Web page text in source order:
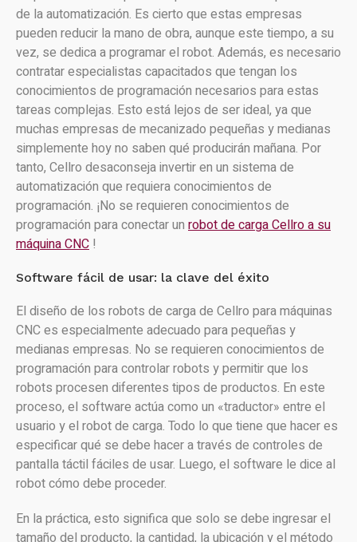
de la automatización. Es cierto que estas empresas
pueden reducir la mano de obra, aunque este tiempo, a su
vez, se dedica a programar el robot. Además, es necesario
contratar especialistas capacitados que tengan los
conocimientos de programación necesarios para estas
tareas complejas. Esto está lejos de ser ideal, ya que
muchas empresas de mecanizado pequeñas y medianas
simplemente hoy no saben qué producirán mañana. Por
tanto, Cellro desaconseja invertir en un sistema de
automatización que requiera conocimientos de
programación. ¡No se requieren conocimientos de
programación para conectar un robot de carga Cellro a su
máquina CNC !
Software fácil de usar: la clave del éxito
El diseño de los robots de carga de Cellro para máquinas
CNC es especialmente adecuado para pequeñas y
medianas empresas. No se requieren conocimientos de
programación para controlar robots y permitir que los
robots procesen diferentes tipos de productos. En este
proceso, el software actúa como un «traductor» entre el
usuario y el robot de carga. Todo lo que tiene que hacer es
especificar qué se debe hacer a través de controles de
pantalla táctil fáciles de usar. Luego, el software le dice al
robot cómo debe proceder.
En la práctica, esto significa que solo se debe ingresar el
tamaño del producto, la cantidad, la ubicación y el método